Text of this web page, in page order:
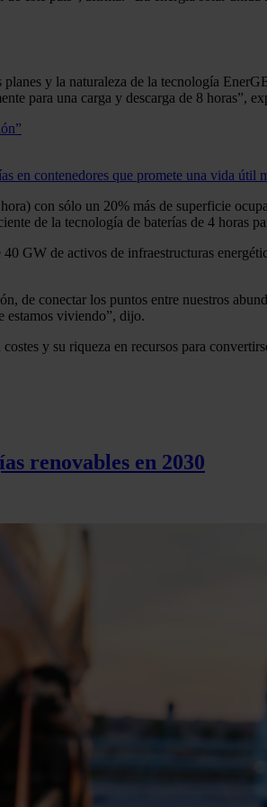
y la naturaleza de la tecnología
para una carga y descarga de 8 horas”,
en contenedores que promete una vida útil
con sólo un 20% más de superficie
de la tecnología de baterías de 4 horas
GW de activos de infraestructuras
conectar los puntos entre nuestros
estamos viviendo”, dijo.
y su riqueza en recursos para
renovables en 2030